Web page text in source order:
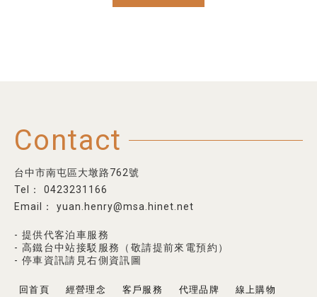
Contact
台中市南屯區大墩路762號
0423231166
yuan.henry@msa.hinet.net
- 提供代客泊車服務
- 高鐵台中站接駁服務（敬請提前來電預約）
- 停車資訊請見右側資訊圖
回首頁 經營理念 客戶服務 代理品牌
線上購物